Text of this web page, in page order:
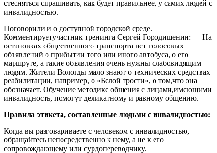
стесняться спрашивать, как будет правильнее, у самих людей с
инвалидностью.
Поговорили и о доступной городской среде.
Комментируетучастник тренинга Сергей Городишенин: — На
остановках общественного транспорта нет голосовых
объявлений о прибытии того или иного автобуса, о его
маршруте, а такие объявления очень нужны слабовидящим
людям. Жители Вологды мало знают о технических средствах
реабилитации, например, о «Белой трости», о том,что она
обозначает. Обучение методике общения с лицами,имеющими
инвалидность, помогут деликатному и равному общению.
Правила этикета, составленные людьми с инвалидностью:
Когда вы разговариваете с человеком с инвалидностью,
обращайтесь непосредственно к нему, а не к его
сопровождающему или сурдопереводчику.